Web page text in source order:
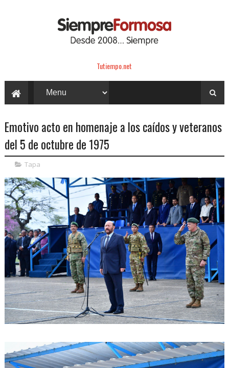
Tutiempo.net
Emotivo acto en homenaje a los caídos y veteranos
del 5 de octubre de 1975
Tapa